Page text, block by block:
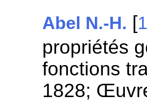
Abel N.-H. [
propriétés
fonctions
1828;